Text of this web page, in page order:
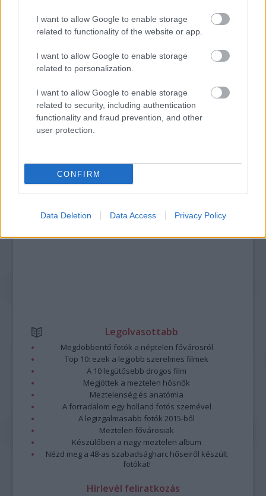
I want to allow Google to enable storage
related to functionality of the website or app.
I want to allow Google to enable storage
related to personalization.
I want to allow Google to enable storage
related to security, including authentication
functionality and fraud prevention, and other
user protection.
CONFIRM
Data Deletion Data Access Privacy Policy
SZÁGULDÁS, SÁRKÁNYOK, ROSSZFIÚK – A NYÁR
10 LEGKEDVELTEBB MOZIJA MAGYARORSZÁGON
https://kulturpart.hu/api/trackback/id/7943162
Kommentek:
nem vállal, azokat nem ellenőrzi. Kifogás esetén forduljon a blog szerkesztőjéhez.
Legolvasottabb
Megdöbbentő fotók a néptelen fővárosról
Top 10: ezek a legjobb szerelmes filmek
A 10 legütősebb drogos film
Megjöttek a meztelen hősnők
Meztelenség és anatómia
A forradalom egy holland fotós szemével
A legizgalmasabb fotók 2015-ből
Meztelen fővárosiak
Készülőben a nagy meztelen album
Nézd meg a 48-as szabadságharc hőseiről készült
fotókat!
Hírlevél feliratkozás